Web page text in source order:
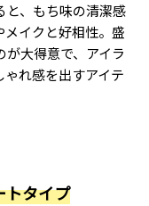
と、もち味の清潔感
イクと好相性。盛
大得意で、アイラ
れ感を出すアイテ
トタイプ